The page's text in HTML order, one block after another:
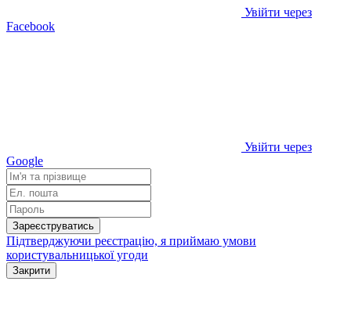
Увійти через
Facebook
Увійти через
Google
Зареєструватись
Підтверджуючи реєстрацію, я приймаю умови
користувальницької угоди
Закрити